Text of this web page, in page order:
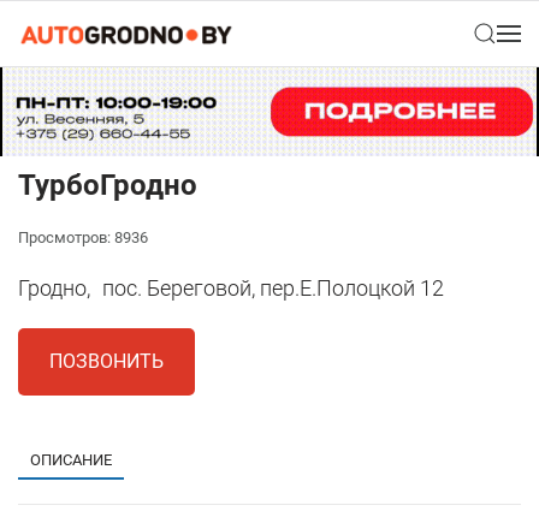
ТурбоГродно
Просмотров: 8936
Гродно, пос. Береговой, пер.Е.Полоцкой 12
ПОЗВОНИТЬ
ОПИСАНИЕ